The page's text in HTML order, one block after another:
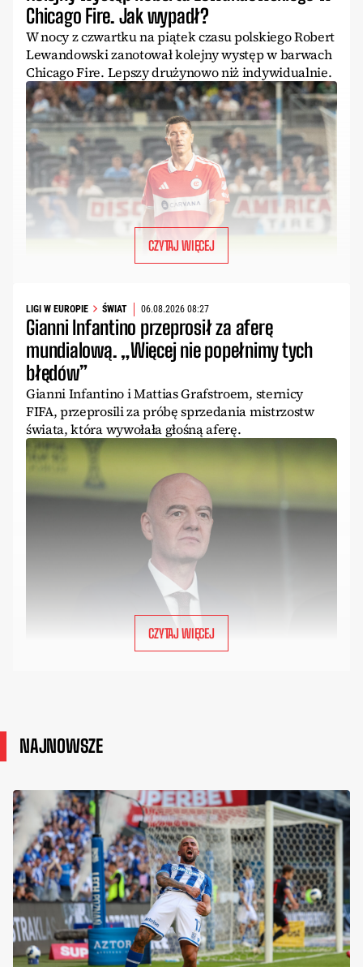
Chicago Fire. Jak wypadł?
W nocy z czwartku na piątek czasu polskiego Robert
Lewandowski zanotował kolejny występ w barwach
Chicago Fire. Lepszy drużynowo niż indywidualnie.
CZYTAJ WIĘCEJ
LIGI W EUROPIE ŚWIAT 06.08.2026 08:27
Gianni Infantino przeprosił za aferę
mundialową. „Więcej nie popełnimy tych
błędów”
Gianni Infantino i Mattias Grafstroem, sternicy
FIFA, przeprosili za próbę sprzedania mistrzostw
świata, która wywołała głośną aferę.
CZYTAJ WIĘCEJ
NAJNOWSZE